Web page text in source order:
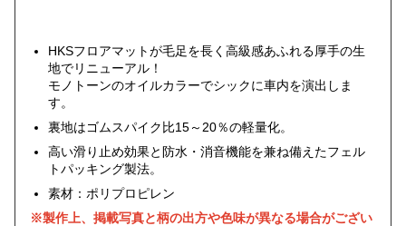
HKSフロアマットが毛足を長く高級感あふれる厚手の生
地でリニューアル！
モノトーンのオイルカラーでシックに車内を演出しま
す。
裏地はゴムスパイク比15～20％の軽量化。
高い滑り止め効果と防水・消音機能を兼ね備えたフェル
トパッキング製法。
素材：ポリプロピレン
※製作上、掲載写真と柄の出方や色味が異なる場合がござい